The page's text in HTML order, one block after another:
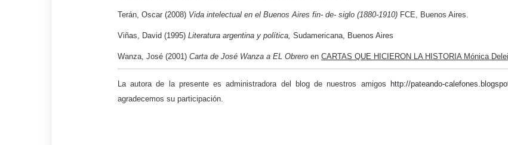
Terán, Oscar (2008) Vida intelectual en el Buenos Aires fin- de- siglo (1880-1910) FCE, Buenos Aires.
Viñas, David (1995) Literatura argentina y política, Sudamericana, Buenos Aires
Wanza, José (2001) Carta de José Wanza a EL Obrero en CARTAS QUE HICIERON LA HISTORIA Mónica
La autora de la presente es administradora del blog de nuestros amigos http://pateando-
agradecemos su participación.